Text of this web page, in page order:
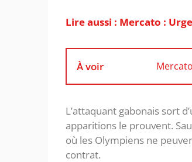
Lire aussi : Mercato :
À voir
L’attaquant gabonais sort
apparitions le prouvent.
où les Olympiens ne
contrat.